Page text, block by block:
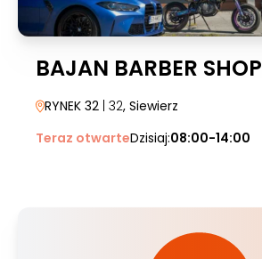
BAJAN BARBER SHOP
RYNEK 32 | 32, Siewierz
Teraz otwarteDzisiaj:08:00-14:00